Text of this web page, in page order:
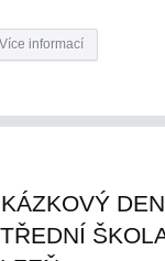
Více informací